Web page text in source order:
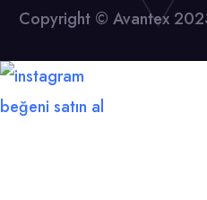
Copyright © Avantex